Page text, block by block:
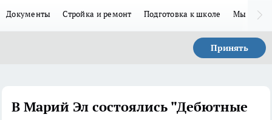
Документы Стройка и ремонт Подготовка к школе Мы в MAX
Принять
В Марий Эл состоялись "Дебютные